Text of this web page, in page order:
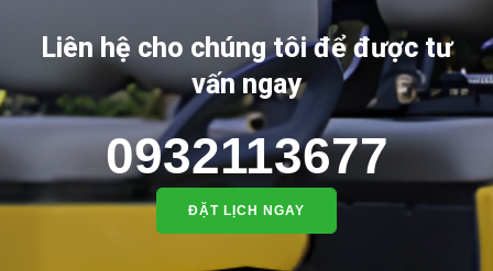
Liên hệ cho chúng tôi để được tư
vấn ngay
0932113677
ĐẶT LỊCH NGAY